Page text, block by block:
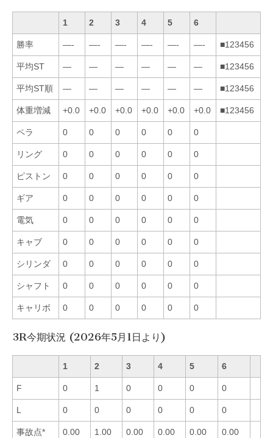
1 2 3 4 5 6
勝率 —- —- —- —- —- —- ■123456
平均ST — — — — — — ■123456
平均ST順 — — — — — — ■123456
体重増減 +0.0 +0.0 +0.0 +0.0 +0.0 +0.0 ■123456
ペラ 0 0 0 0 0 0
リング 0 0 0 0 0 0
ピストン 0 0 0 0 0 0
ギア 0 0 0 0 0 0
電気 0 0 0 0 0 0
キャブ 0 0 0 0 0 0
シリンダ 0 0 0 0 0 0
シャフト 0 0 0 0 0 0
キャリボ 0 0 0 0 0 0
3R今期状況 (2026年5月1日より)
1 2 3 4 5 6
F 0 1 0 0 0 0
L 0 0 0 0 0 0
事故点* 0.00 1.00 0.00 0.00 0.00 0.00